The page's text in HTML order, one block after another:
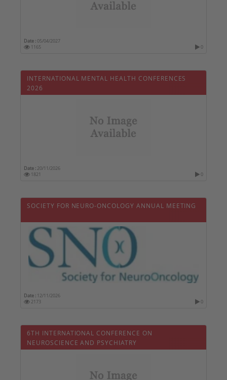
Date :05/04/2027
1165
0
INTERNATIONAL MENTAL HEALTH CONFERENCES
2026
Date : 20/11/2026
1821
0
SOCIETY FOR NEURO-ONCOLOGY ANNUAL MEETING
Date : 12/11/2026
2173
0
6TH INTERNATIONAL CONFERENCE ON
NEUROSCIENCE AND PSYCHIATRY